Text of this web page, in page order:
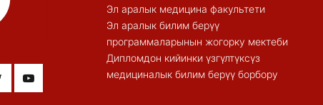
Эл аралык медицина факультети
Эл аралык билим берүү
программаларынын жогорку мектеби
Дипломдон кийинки үзгүлтүксүз
медициналык билим берүү борбору